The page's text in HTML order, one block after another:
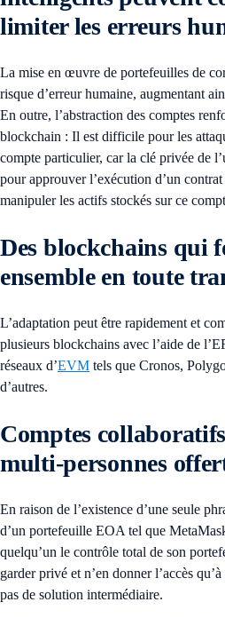
limiter les erreurs
La mise en œuvre de portefeuilles de
risque d’erreur humaine, augmentant
En outre, l’abstraction des comptes
blockchain : Il est difficile pour les
compte particulier, car la clé privée de
pour approuver l’exécution d’un
manipuler les actifs stockés sur ce
Des blockchains qui
ensemble en toute
L’adaptation peut être rapidement et
plusieurs blockchains avec l’aide de
réseaux d’EVM tels que Cronos,
d’autres.
Comptes
multi-personnes
En raison de l’existence d’une seule
d’un portefeuille EOA tel que
quelqu’un le contrôle total de son
garder privé et n’en donner l’accès
pas de solution intermédiaire.